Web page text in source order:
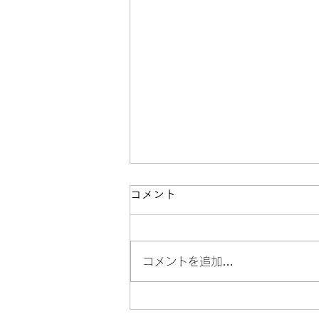
連勝続くか！？【埼玉県3部
コメント
コメントを追加…